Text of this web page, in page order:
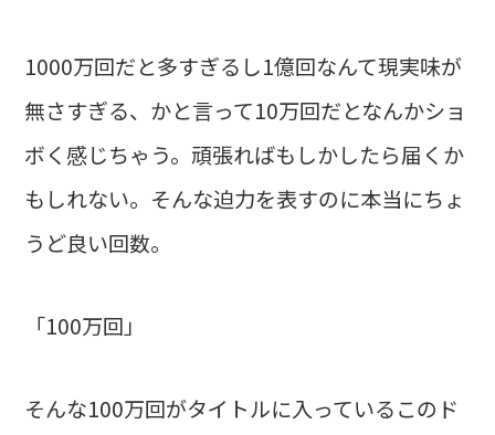
1000万回だと多すぎるし1億回なんて現実味が
無さすぎる、かと言って10万回だとなんかショ
ボく感じちゃう。頑張ればもしかしたら届くか
もしれない。そんな迫力を表すのに本当にちょ
うど良い回数。
「100万回」
そんな100万回がタイトルに入っているこのド